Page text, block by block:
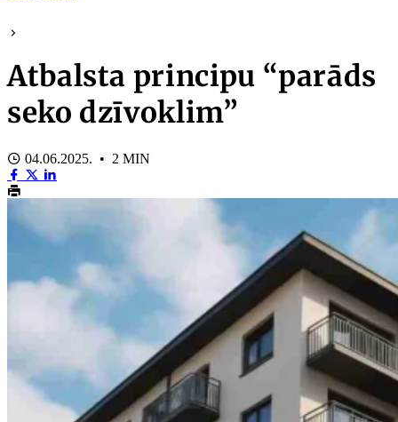
Atbalsta principu “parāds
seko dzīvoklim”
04.06.2025. • 2 MIN